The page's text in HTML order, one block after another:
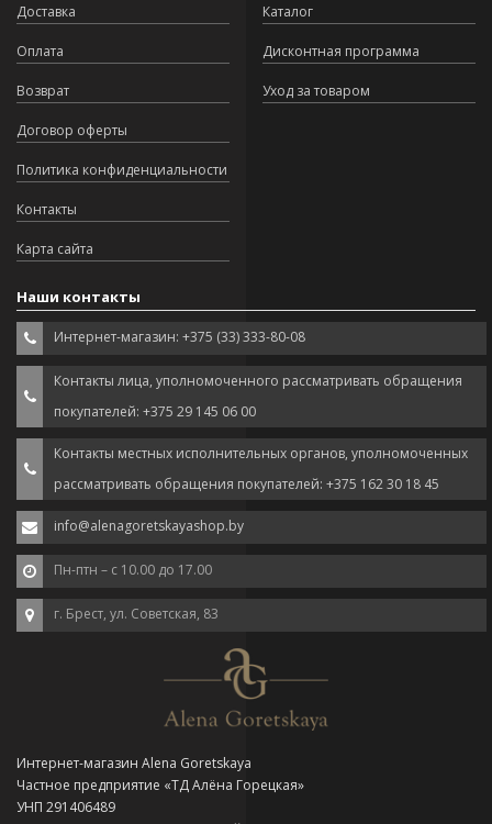
Доставка
Оплата
Возврат
Договор оферты
Политика конфиденциальности
Контакты
Карта сайта
Каталог
Дисконтная программа
Уход за товаром
Наши контакты
Интернет-магазин: +375 (33) 333-80-08
Контакты лица, уполномоченного рассматривать обращения
покупателей: +375 29 145 06 00
Контакты местных исполнительных органов, уполномоченных
рассматривать обращения покупателей: +375 162 30 18 45
info@alenagoretskayashop.by
Пн-птн – с 10.00 до 17.00
г. Брест, ул. Советская, 83
Интернет-магазин Alena Goretskaya
Частное предприятие «ТД Алёна Горецкая»
УНП 291406489